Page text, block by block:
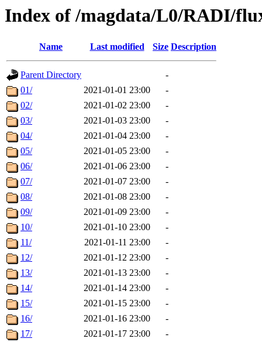
Index of /magdata/L0/RADI/
Name Last modified Size Description
Parent Directory
-
01/
2021-01-01 23:00
-
02/
2021-01-02 23:00
-
03/
2021-01-03 23:00
-
04/
2021-01-04 23:00
-
05/
2021-01-05 23:00
-
06/
2021-01-06 23:00
-
07/
2021-01-07 23:00
-
08/
2021-01-08 23:00
-
09/
2021-01-09 23:00
-
10/
2021-01-10 23:00
-
11/
2021-01-11 23:00
-
12/
2021-01-12 23:00
-
13/
2021-01-13 23:00
-
14/
2021-01-14 23:00
-
15/
2021-01-15 23:00
-
16/
2021-01-16 23:00
-
17/
2021-01-17 23:00
-